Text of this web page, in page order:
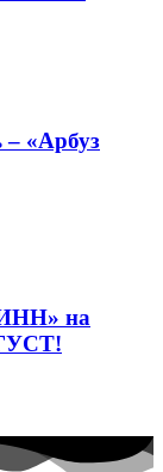
– «Арбуз
на